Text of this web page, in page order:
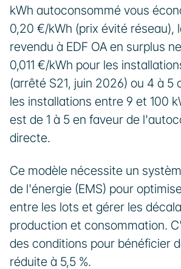
kWh autoconsommé vous
0,20 €/kWh (prix évité réseau),
revendu à EDF OA en surplus
0,011 €/kWh pour les
(arrêté S21, juin 2026) ou 4 à 5
les installations entre 9 et 100
est de 1 à 5 en faveur de
directe.
Ce modèle nécessite un
de l'énergie (EMS) pour
entre les lots et gérer les
production et consommation.
des conditions pour bénéficier
réduite à 5,5 %.